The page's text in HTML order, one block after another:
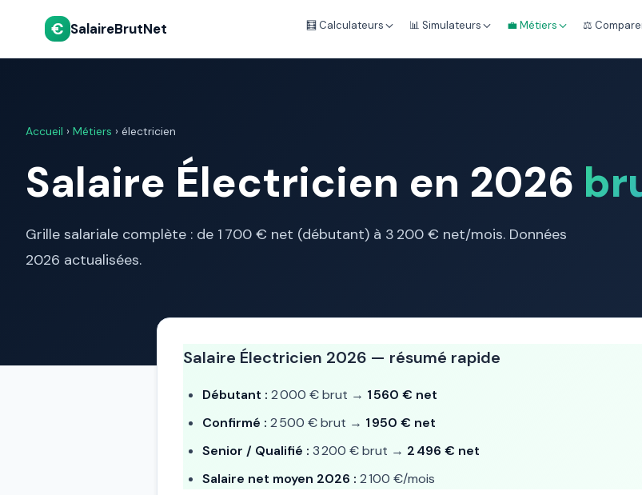
€ SalaireBrutNet 🧮 Calculateurs 📊 Simulateurs 💼 Métiers ⚖️
Accueil › Métiers › électricien
Salaire Électricien en 2026
Grille salariale complète : de 1 700 € net (débutant) à 3 200 € net/mois. Données
2026 actualisées.
Salaire Électricien 2026 — résumé rapide
Débutant : 2 000 € brut → 1 560 € net
Confirmé : 2 500 € brut → 1 950 € net
Senior / Qualifié : 3 200 € brut → 2 496 € net
Salaire net moyen 2026 : 2 100 €/mois